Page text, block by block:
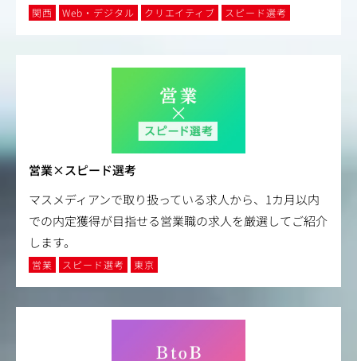
関西 Web・デジタル クリエイティブ スピード選考
営業×スピード選考
マスメディアンで取り扱っている求人から、1カ月以内
での内定獲得が目指せる営業職の求人を厳選してご紹介
します。
営業 スピード選考 東京